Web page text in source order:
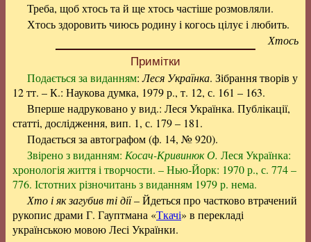
Треба, щоб хтось та й ще хтось частіше розмовляли.
Хтось здоровить чиюсь родину і когось цілує і любить.
Хтось
Примітки
Подається за виданням:Леся Українка. Зібрання творів у
12 тт. – К.: Наукова думка, 1979 р., т. 12, с. 161 – 163.
Вперше надруковано у вид.: Леся Українка. Публікації,
статті, дослідження, вип. 1, с. 179 – 181.
Подається за автографом (ф. 14, № 920).
Звірено з виданням: Косач-Кривинюк О. Леся Українка:
хронологія життя і творчости. – Нью-Йорк: 1970 р., с. 774 –
776. Істотних різночитань з виданням 1979 р. нема.
Хто і як загубив ті дії– Йдеться про частково втрачений
рукопис драми Г. Гауптмана «Ткачі» в перекладі
українською мовою Лесі Українки.